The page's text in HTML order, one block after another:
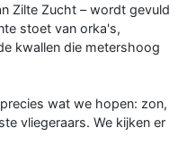
Zilte Zucht – wordt gevuld
stoet van orka's,
kwallen die metershoog
wat we hopen: zon,
vliegeraars. We kijken er